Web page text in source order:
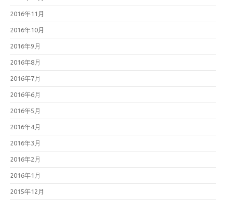
2016年11月
2016年10月
2016年9月
2016年8月
2016年7月
2016年6月
2016年5月
2016年4月
2016年3月
2016年2月
2016年1月
2015年12月